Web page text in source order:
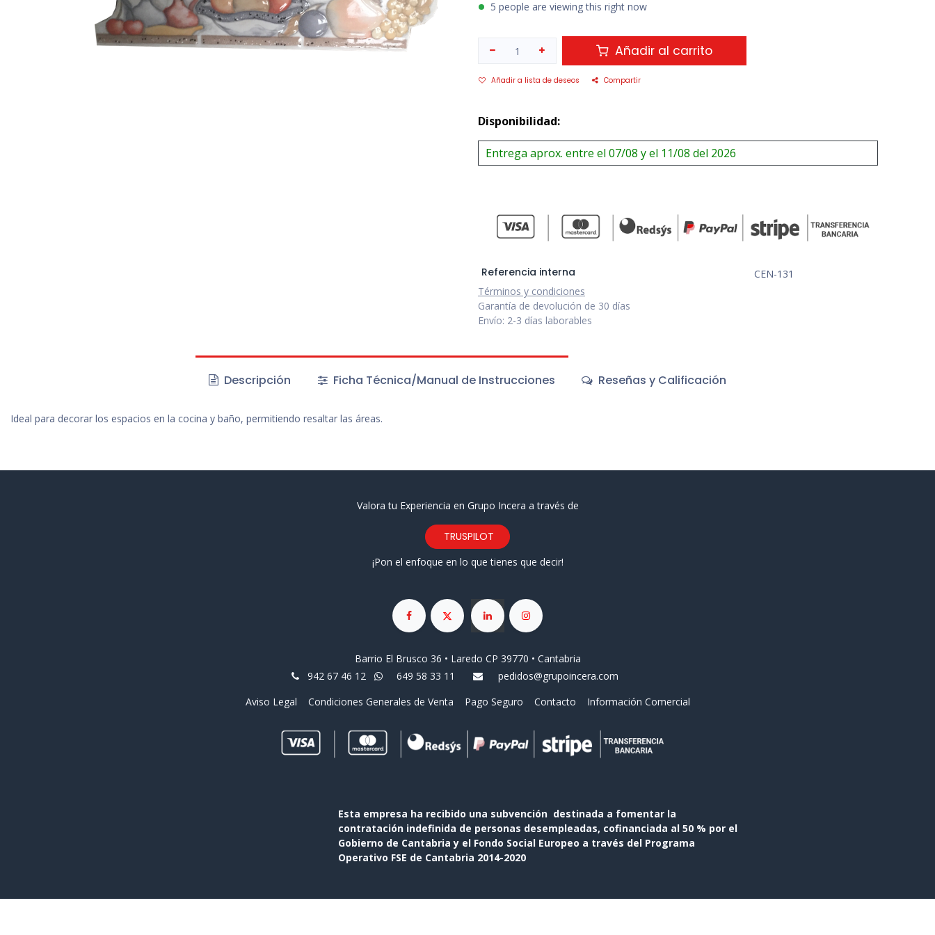
5 people are viewing this right now
Añadir al carrito
Añadir a lista de deseos Compartir
Disponibilidad:
Entrega aprox. entre el 07/08 y el 11/08 del 2026
Referencia interna
CEN-131
Términos y condiciones
Garantía de devolución de 30 días
Envío: 2-3 días laborables
Descripción Ficha Técnica/Manual de Instrucciones Reseñas y Calificación
Ideal para decorar los espacios en la cocina y baño, permitiendo resaltar las áreas.
Valora tu Experiencia en Grupo Incera a través de
TRUSPILOT
¡Pon el enfoque en lo que tienes que decir!
Barrio El Brusco 36 • Laredo CP 39770 • Cantabria
942 67 46 12
649 58 33 11
pedidos@grupoincera.com
Aviso Legal
Condiciones Generales de Venta Pago Seguro Contacto Información Comercial
Esta empresa ha recibido una subvención destinada a fomentar la
contratación indefinida de personas desempleadas, cofinanciada al 50 % por el
Gobierno de Cantabria y el Fondo Social Europeo a través del Programa
Operativo FSE de Cantabria 2014-2020